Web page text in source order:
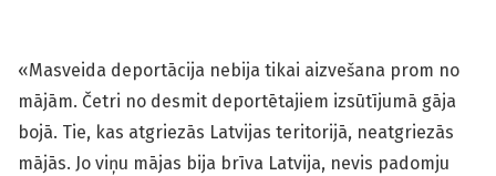
«Masveida deportācija nebija tikai aizvešana prom no
mājām. Četri no desmit deportētajiem izsūtījumā gāja
bojā. Tie, kas atgriezās Latvijas teritorijā, neatgriezās
mājās. Jo viņu mājas bija brīva Latvija, nevis padomju